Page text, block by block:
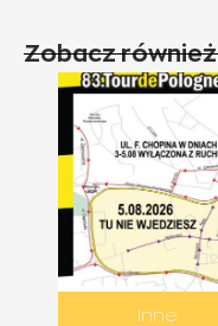
Zobacz również
Inne